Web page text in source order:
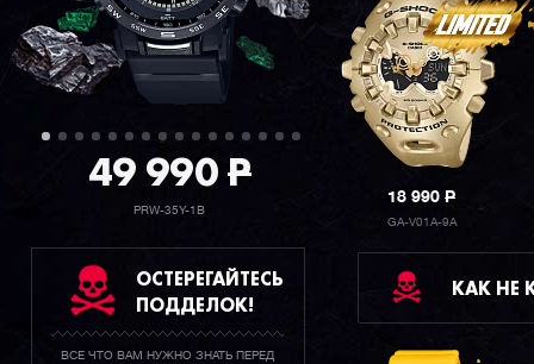
49 990P
PRW-35Y-1B
ОСТЕРЕГАЙТЕСЬ
ПОДДЕЛОК!
ВСЕ ЧТО ВАМ НУЖНО ЗНАТЬ ПЕРЕД
18 990P
GA-V01A-9A
КАК НЕ